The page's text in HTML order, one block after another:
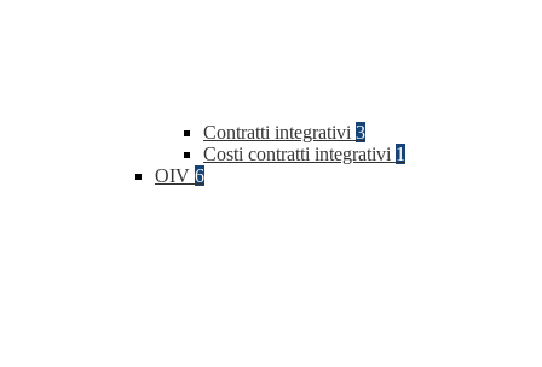
Contratti integrativi 3
Costi contratti integrativi 1
OIV 6